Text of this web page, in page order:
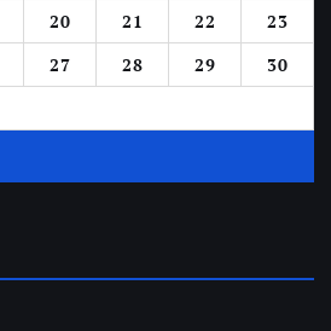
20 21 22
23
27 28 29
30